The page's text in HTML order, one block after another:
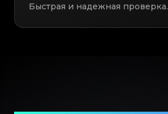
Быстрая и надежная проверка.